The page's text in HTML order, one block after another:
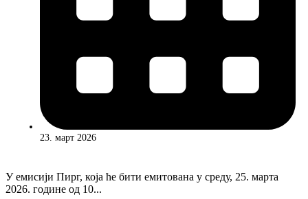
23. март 2026
У емисији Пирг, која ће бити емитована у среду, 25. марта
2026. године од 10...